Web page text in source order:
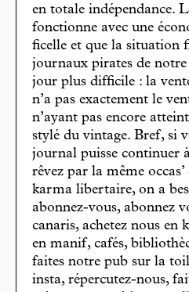
en totale indépendance.
fonctionne avec une
ficelle et que la situation
journaux pirates de notre
jour plus difficile : la
n’a pas exactement le
n’ayant pas encore
stylé du vintage. Bref, si
journal puisse continuer
rêvez par la même
karma libertaire, on a
abonnez-vous, abonnez
canaris, achetez nous en
en manif, cafés,
faites notre pub sur la
insta, répercutez-nous,